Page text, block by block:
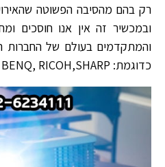
רק בהם מהסיבה הפשוטה
ובמכשיר זה אין אנו חוסכים
והמתקדמים בעולם של החברות
כדוגמת: BENQ, RICOH,SHARP לחוויית צפייה בלתי נשכחת.